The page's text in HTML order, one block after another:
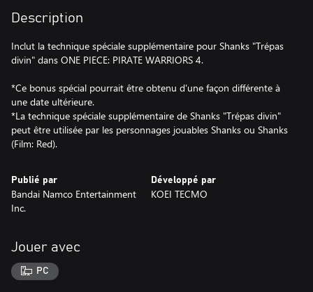
Description
Inclut la technique spéciale supplémentaire pour Shanks "Trépas
divin" dans ONE PIECE: PIRATE WARRIORS 4.
*Ce bonus spécial pourrait être obtenu d'une façon différente à
une date ultérieure.
*La technique spéciale supplémentaire de Shanks "Trépas divin"
peut être utilisée par les personnages jouables Shanks ou Shanks
(Film: Red).
Publié par
Bandai Namco Entertainment
Inc.
Développé par
KOEI TECMO
Jouer avec
PC